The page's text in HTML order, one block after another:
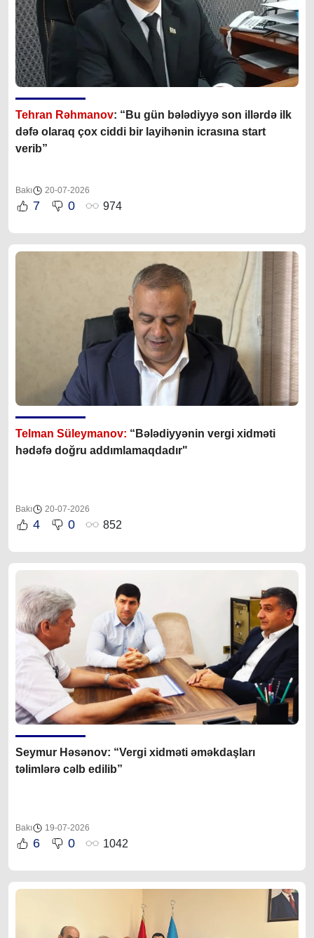
Tehran Rəhmanov: “Bu gün bələdiyyə son illərdə ilk
dəfə olaraq çox ciddi bir layihənin icrasına start
verib”
Bakı 20-07-2026
7 0 974
Telman Süleymanov: “Bələdiyyənin vergi xidməti
hədəfə doğru addımlamaqdadır"
Bakı 20-07-2026
4 0 852
Seymur Həsənov: “Vergi xidməti əməkdaşları
təlimlərə cəlb edilib”
Bakı 19-07-2026
6 0 1042